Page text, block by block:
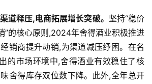
道释压,电商拓展增长突破。 坚持“稳价
”的核心原则,2024年舍得酒业积极推进
销商提升动销,为渠道减压纾困。在名
的市场环境中,舍得酒业有效稳住了核
舍得库存双位数下降。此外,全年总开